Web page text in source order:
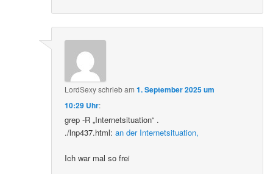
LordSexyschriebam1. September 2025 um
10:29 Uhr:
grep -R „Internetsituation“ .
./lnp437.html:an der Internetsituation,
Ich war mal so frei